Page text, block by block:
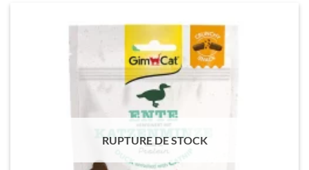
RUPTURE DE STOCK